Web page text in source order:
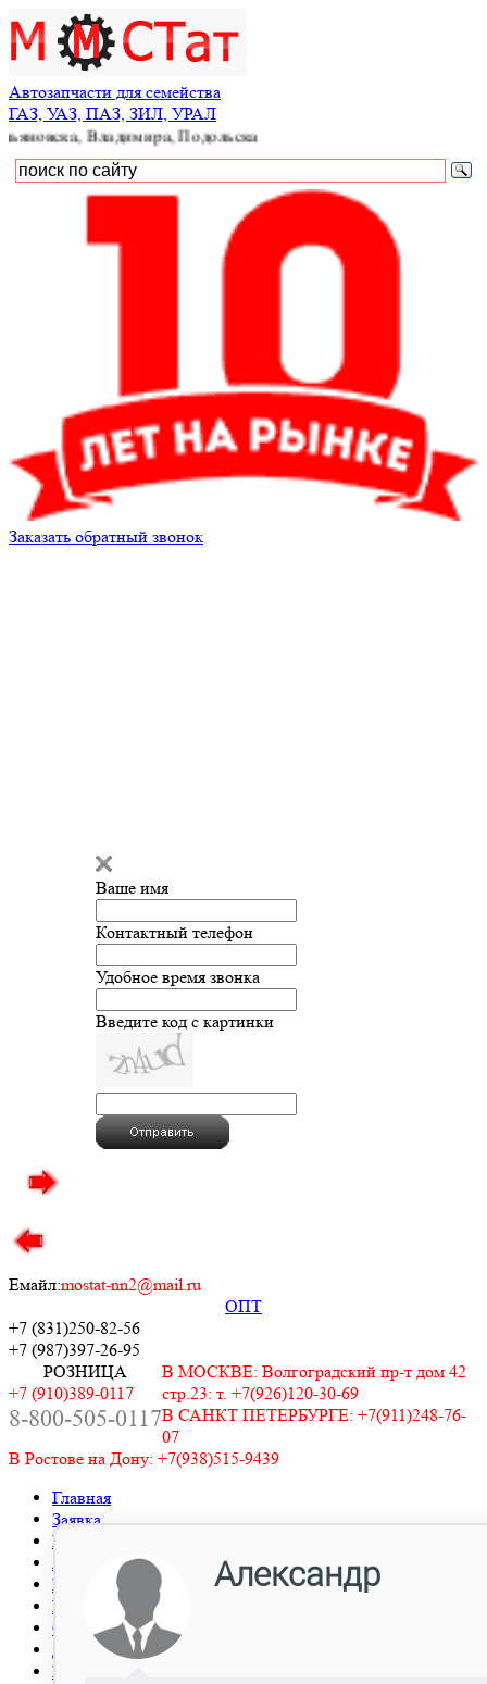
Автозапчасти для семейства
ГАЗ, УАЗ, ПАЗ, ЗИЛ, УРАЛ
Владимира, Подольска
Заказать обратный звонок
Ваше имя
Контактный телефон
Удобное время звонка
Введите код с картинки
Емайл:mostat-nn2@mail.ru
ОПТ
+7 (831)250-82-56
+7 (987)397-26-95
РОЗНИЦА
+7 (910)389-0117
8-800-505-0117
В МОСКВЕ: Волгоградский пр-т дом 42
стр.23: т. +7(926)120-30-69
В САНКТ ПЕТЕРБУРГЕ: +7(911)248-76-
07
В Ростове на Дону: +7(938)515-9439
Главная
Заявка
Прайс-лист
Автокаталог
Металлообработка, Литье чугуна и стали.
Гарантия
Оптовым клиентам
Доставка
Контакты
Введите сообщение